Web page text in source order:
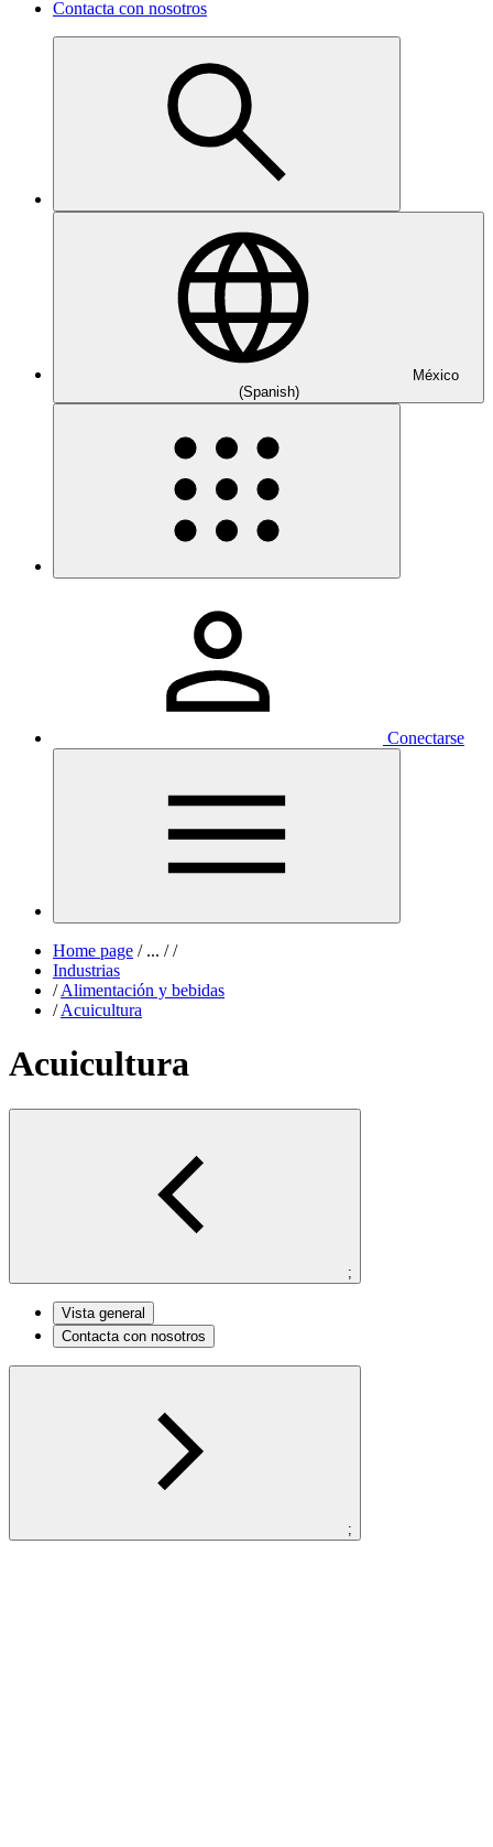
Contacta con nosotros
México
(Spanish)
Conectarse
Home page /... / /
Industrias
/ Alimentación y bebidas
/ Acuicultura
Acuicultura
;
Vista general
Contacta con nosotros
;